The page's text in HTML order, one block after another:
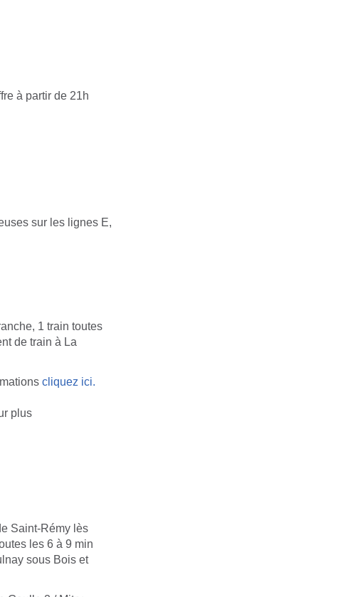
à partir de 21h
sur les lignes E,
1 train toutes
de train à La
cliquez ici.
plus
Saint-Rémy lès
les 6 à 9 min
sous Bois et